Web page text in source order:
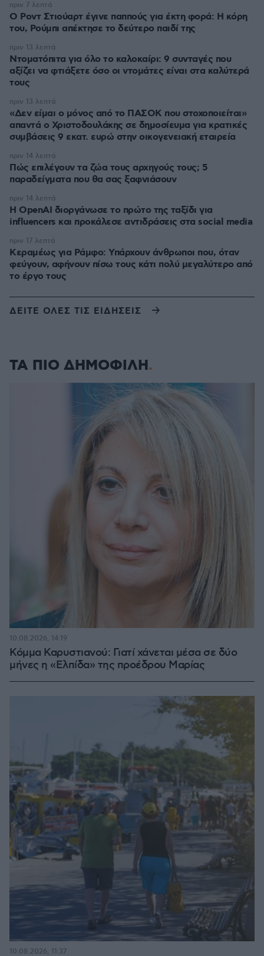
Ο Ροντ Στιούαρτ έγινε παππούς για έκτη φορά: Η κόρη
του, Ρούμπι απέκτησε το δεύτερο παιδί της
πριν 7 λεπτά
Ντοματόπιτα για όλο το καλοκαίρι: 9 συνταγές που
αξίζει να φτιάξετε όσο οι ντομάτες είναι στα καλύτερά
τους
πριν 13 λεπτά
«Δεν είμαι ο μόνος από το ΠΑΣΟΚ που στοχοποιείται»
απαντά ο Χριστοδουλάκης σε δημοσίευμα για κρατικές
συμβάσεις 9 εκατ. ευρώ στην οικογενειακή εταιρεία
πριν 13 λεπτά
Πώς επιλέγουν τα ζώα τους αρχηγούς τους; 5
παραδείγματα που θα σας ξαφνιάσουν
πριν 14 λεπτά
Η OpenAI διοργάνωσε το πρώτο της ταξίδι για
influencers και προκάλεσε αντιδράσεις στα social media
πριν 14 λεπτά
Κεραμέως για Ράμφο: Υπάρχουν άνθρωποι που, όταν
φεύγουν, αφήνουν πίσω τους κάτι πολύ μεγαλύτερο από
το έργο τους
πριν 17 λεπτά
ΔΕΙΤΕ ΟΛΕΣ ΤΙΣ ΕΙΔΗΣΕΙΣ
ΤΑ ΠΙΟ ΔΗΜΟΦΙΛΗ
Κόμμα Καρυστιανού: Γιατί χάνεται μέσα σε δύο
μήνες η «Ελπίδα» της προέδρου Μαρίας
10.08.2026, 14:19
10.08.2026, 11:37